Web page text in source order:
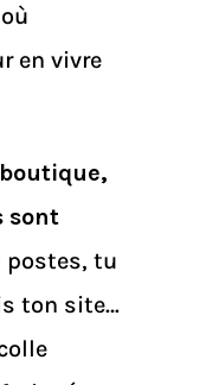
en vivre
sont
postes, tu
ton site…